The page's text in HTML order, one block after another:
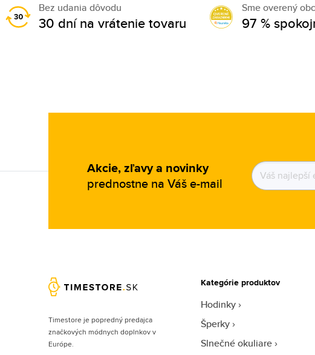
Bez udania dôvodu
30 dní na vrátenie tovaru
Sme overený
97 %
Akcie, zľavy a novinky
prednostne na Váš e-mail
Timestore je popredný predajca
značkových módnych doplnkov v
Európe.
Kategórie produktov
Hodinky
Šperky
Slnečné okuliare